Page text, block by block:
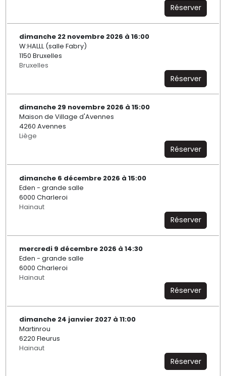
Réserver
dimanche 22 novembre 2026 à 16:00
W:HALLL (salle Fabry)
1150 Bruxelles
Bruxelles
Réserver
dimanche 29 novembre 2026 à 15:00
Maison de Village d'Avennes
4260 Avennes
Liège
Réserver
dimanche 6 décembre 2026 à 15:00
Eden - grande salle
6000 Charleroi
Hainaut
Réserver
mercredi 9 décembre 2026 à 14:30
Eden - grande salle
6000 Charleroi
Hainaut
Réserver
dimanche 24 janvier 2027 à 11:00
Martinrou
6220 Fleurus
Hainaut
Réserver